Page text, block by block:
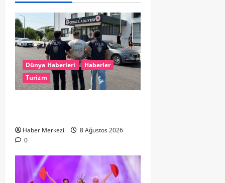
Dünya Haberleri
Haberler
Turizm
Haber Merkezi
8 Ağustos 2026
0